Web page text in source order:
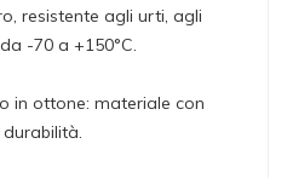
resistente agli urti, agli
-70 a +150°C.
in ottone: materiale con